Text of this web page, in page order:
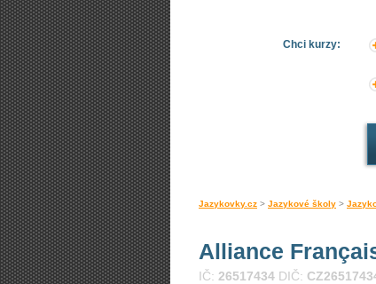
Chci kurzy:
Jazykovky.cz > Jazykové školy >
Alliance
IČ: 26517434 DIČ: